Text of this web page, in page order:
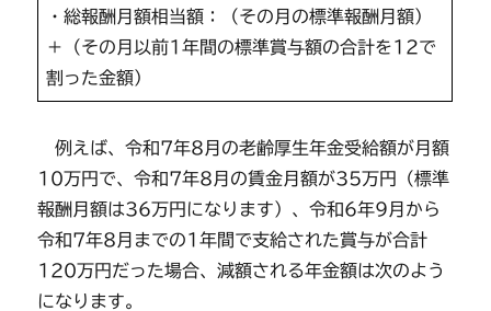
・総報酬月額相当額：（その月の標準報酬月額）
＋（その月以前1年間の標準賞与額の合計を12で
割った金額）
例えば、令和7年8月の老齢厚生年金受給額が月額
10万円で、令和7年8月の賃金月額が35万円（標準
報酬月額は36万円になります）、令和6年9月から
令和7年8月までの1年間で支給された賞与が合計
120万円だった場合、減額される年金額は次のよう
になります。